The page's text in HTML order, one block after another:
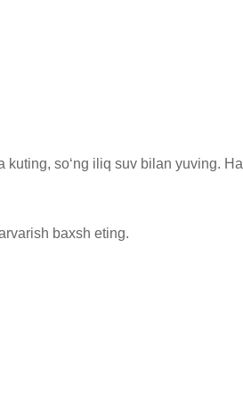
so‘ng iliq suv bilan yuving.
baxsh eting.